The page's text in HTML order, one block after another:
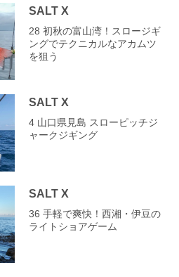
SALT X
28 初秋の富山湾！スロージギ
ングでテクニカルなアカムツ
を狙う
SALT X
4 山口県見島 スローピッチジ
ャークジギング
SALT X
36 手軽で爽快！西湘・伊豆の
ライトショアゲーム